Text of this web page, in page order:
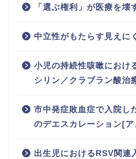
「選ぶ権利」が医療を壊
中立性がもたらす見えに
小児の持続性咳嗽におけ
シリン／クラブラン酸治
市中発症敗血症で入院し
のデエスカレーション[ア
出生児におけるRSV関連